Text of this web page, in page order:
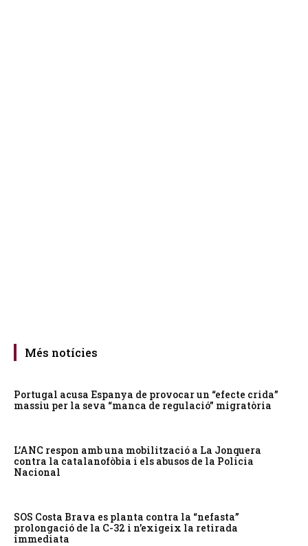
Més notícies
Portugal acusa Espanya de provocar un “efecte crida”
massiu per la seva “manca de regulació” migratòria
L’ANC respon amb una mobilització a La Jonquera
contra la catalanofòbia i els abusos de la Policia
Nacional
SOS Costa Brava es planta contra la “nefasta”
prolongació de la C-32 i n’exigeix la retirada
immediata